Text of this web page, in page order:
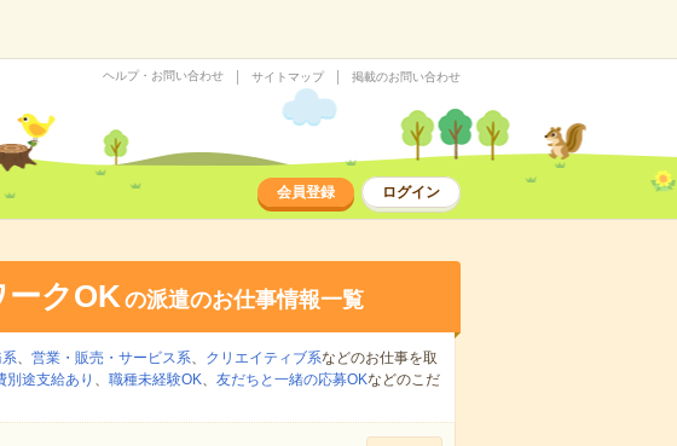
ヘルプ・お問い合わせ サイトマップ 掲載のお問い合わせ
会員登録 ログイン
ークOKの派遣のお仕事情報一覧
、 営業・販売・サービス系、 クリエイティブ系などのお仕事を取
別途支給あり 、 職種未経験OK、 友だちと一緒の応募OKなどのこだ